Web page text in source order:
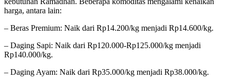
harga, antara lain:
– Beras Premium: Naik dari Rp14.200/kg menjadi Rp14.600/kg.
– Daging Sapi: Naik dari Rp120.000-Rp125.000/kg menjadi
Rp140.000/kg.
– Daging Ayam: Naik dari Rp35.000/kg menjadi Rp38.000/kg.